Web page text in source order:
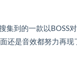
集到的一款以
还是音效都努力再